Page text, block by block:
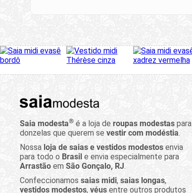
Saia modesta® é a loja de roupas modestas para
donzelas que querem se vestir com modéstia.
Nossa loja de saias e vestidos modestos envia
para todo o Brasil e envia especialmente para
Arrastão em São Gonçalo, RJ.
Confeccionamos saias midi, saias longas,
vestidos modestos, véus entre outros produtos